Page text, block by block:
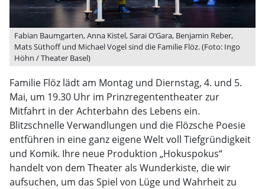
Fabian Baumgarten, Anna Kistel, Sarai O’Gara, Benjamin Reber,
Mats Süthoff und Michael Vogel sind die Familie Flöz. (Foto: Ingo
Höhn / Theater Basel)
Familie Flöz lädt am Montag und Diernstag, 4. und 5.
Mai, um 19.30 Uhr im Prinzregententheater zur
Mitfahrt in der Achterbahn des Lebens ein.
Blitzschnelle Verwandlungen und die Flözsche Poesie
entführen in eine ganz eigene Welt voll Tiefgründigkeit
und Komik. Ihre neue Produktion „Hokuspokus“
handelt von dem Theater als Wunderkiste, die wir
aufsuchen, um das Spiel von Lüge und Wahrheit zu